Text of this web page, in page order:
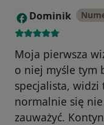
D Dominik
Moja pierwsza
o niej myśle tym
specjalista, widzi
normalnie się
zauważyć.